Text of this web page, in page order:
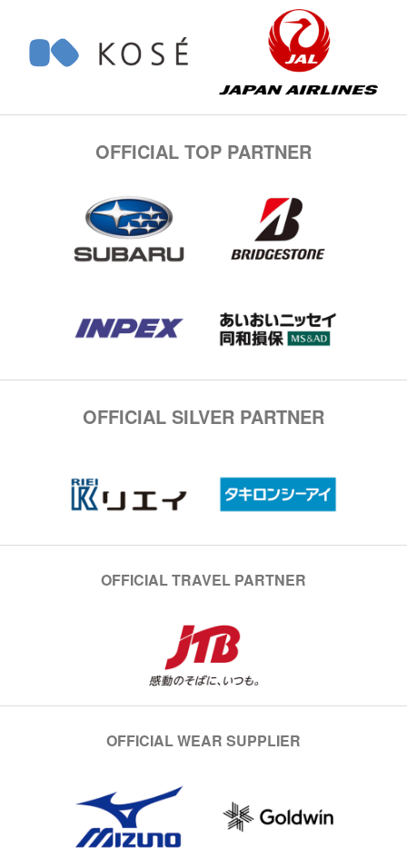
OFFICIAL TOP PARTNER
OFFICIAL SILVER PARTNER
OFFICIAL TRAVEL PARTNER
OFFICIAL WEAR SUPPLIER